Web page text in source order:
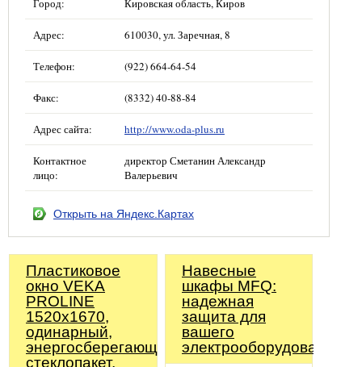
Город: Кировская область, Киров
Адрес: 610030, ул. Заречная, 8
Телефон: (922) 664-64-54
Факс: (8332) 40-88-84
Адрес сайта: http://www.oda-plus.ru
Контактное
лицо:
директор Сметанин Александр
Валерьевич
Открыть на Яндекс.Картах
Пластиковое
окно VEKA
PROLINE
1520х1670,
одинарный,
энергосберегающий
стеклопакет,
Навесные
шкафы MFQ:
надежная
защита для
вашего
электрооборудования